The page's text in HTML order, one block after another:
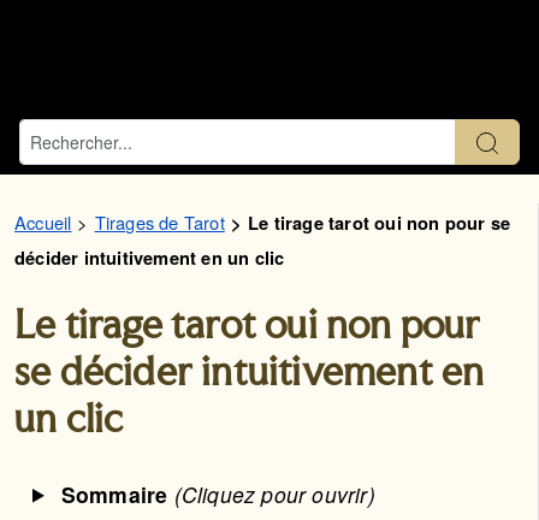
Accueil Tirages de Tarot
Le tirage tarot oui non pour se
décider intuitivement en un clic
Le tirage tarot oui non pour
se décider intuitivement en
un clic
Sommaire (Cliquez pour ouvrir)